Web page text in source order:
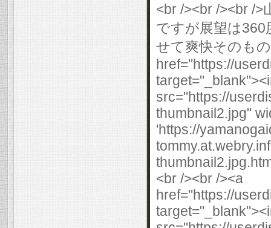
<br /><br /><br /
ですが展望は360
せて爽快そのも
href="https://
src="https://
thumbnail2.jpg"
'https://
<br /><br /><a
href="https://